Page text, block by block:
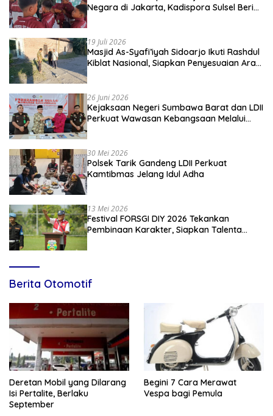
Negara di Jakarta, Kadispora Sulsel Beri
19 Juli 2026
Masjid As-Syafi’iyah Sidoarjo Ikuti Rashdul
Kiblat Nasional, Siapkan Penyesuaian Arah
26 Juni 2026
Kejaksaan Negeri Sumbawa Barat dan LDII
Perkuat Wawasan Kebangsaan Melalui
30 Mei 2026
Polsek Tarik Gandeng LDII Perkuat
Kamtibmas Jelang Idul Adha
13 Mei 2026
Festival FORSGI DIY 2026 Tekankan
Pembinaan Karakter, Siapkan Talenta
Berita Otomotif
Deretan Mobil yang Dilarang
Isi Pertalite, Berlaku
September
Begini 7 Cara Merawat
Vespa bagi Pemula